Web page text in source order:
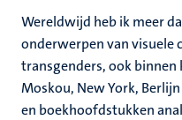
Wereldwijd heb ik meer
onderwerpen van visuele
transgenders, ook
Moskou, New York,
en boekhoofdstukken